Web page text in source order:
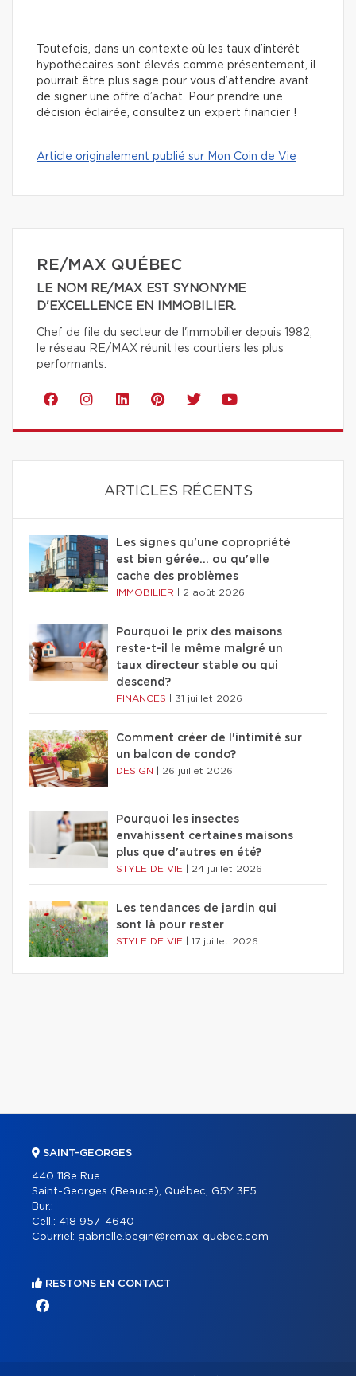
Toutefois, dans un contexte où les taux d’intérêt
hypothécaires sont élevés comme présentement, il
pourrait être plus sage pour vous d’attendre avant
de signer une offre d’achat. Pour prendre une
décision éclairée, consultez un expert financier !
Article originalement publié sur Mon Coin de Vie
RE/MAX QUÉBEC
LE NOM RE/MAX EST SYNONYME
D'EXCELLENCE EN IMMOBILIER.
Chef de file du secteur de l'immobilier depuis 1982,
le réseau RE/MAX réunit les courtiers les plus
performants.
ARTICLES RÉCENTS
Les signes qu'une copropriété
est bien gérée… ou qu'elle
cache des problèmes
IMMOBILIER 2 août 2026
Pourquoi le prix des maisons
reste-t-il le même malgré un
taux directeur stable ou qui
descend?
FINANCES 31 juillet 2026
Comment créer de l'intimité sur
un balcon de condo?
DESIGN 26 juillet 2026
Pourquoi les insectes
envahissent certaines maisons
plus que d'autres en été?
STYLE DE VIE 24 juillet 2026
Les tendances de jardin qui
sont là pour rester
STYLE DE VIE 17 juillet 2026
SAINT-GEORGES
440 118e Rue
Saint-Georges (Beauce), Québec, G5Y 3E5
Bur.:
Cell.: 418 957-4640
Courriel: gabrielle.begin@remax-quebec.com
RESTONS EN CONTACT